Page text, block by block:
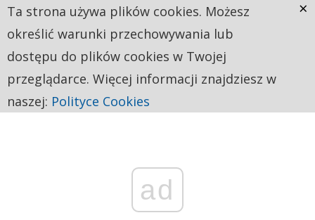
ad
Ta strona używa plików cookies. Możesz
określić warunki przechowywania lub
dostępu do plików cookies w Twojej
przeglądarce. Więcej informacji znajdziesz w
naszej: Polityce Cookies
×